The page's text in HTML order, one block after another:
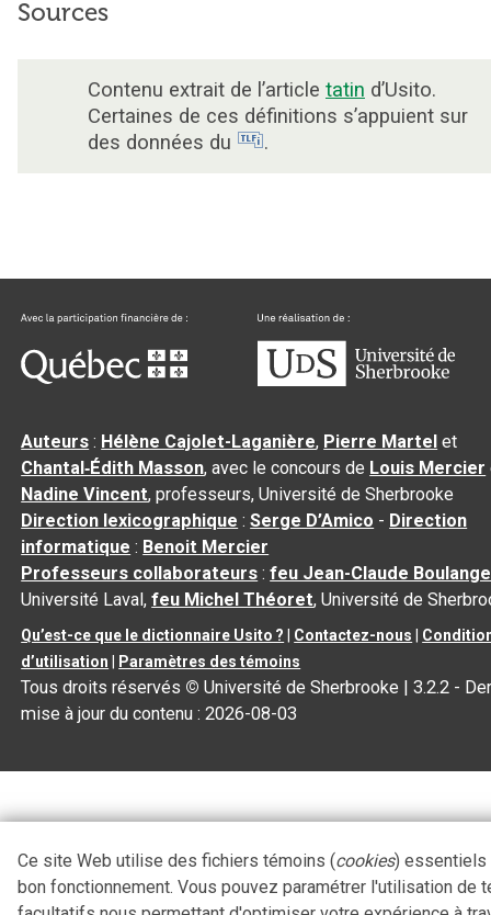
Sources
Contenu extrait de l’article tatin d’Usito.
Certaines de ces définitions s’appuient sur
des données du
.
Auteurs : Hélène Cajolet-Laganière, Pierre Martel et
Chantal‑Édith Masson, avec le concours de Louis Mercier
Nadine Vincent, professeurs, Université de Sherbrooke
Direction lexicographique :Serge D’Amico - Direction
informatique : Benoit Mercier
Professeurs collaborateurs :feu Jean-Claude
Université Laval,feu Michel Théoret, Université de
Qu’est-ce que le dictionnaire Usito ? Contactez-nous
d’utilisation
Paramètres des témoins
Tous droits réservés © Université de Sherbrooke |3.2.2 -
mise à jour du contenu :2026-08-03
Ce site Web utilise des fichiers témoins (cookies) essentiels
bon fonctionnement. Vous pouvez paramétrer l'utilisation de